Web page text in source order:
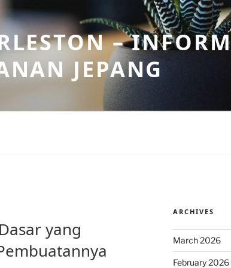
–
JEPANG
yang
ARCHIVES
March 2026
February 2026